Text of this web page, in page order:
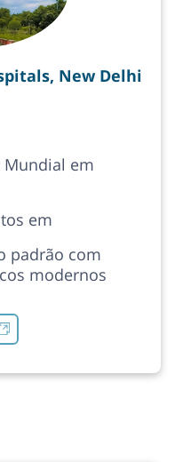
New Delhi
Mundial em
em
padrão com
modernos